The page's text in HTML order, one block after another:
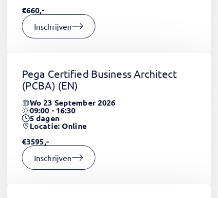
€660,-
Inschrijven
Pega Certified Business Architect
(PCBA) (EN)
Wo 23 September 2026
09:00 - 16:30
5dagen
Locatie: Online
€3595,-
Inschrijven